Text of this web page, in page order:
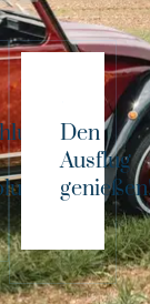
Den
Ausflug